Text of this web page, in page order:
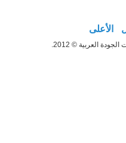
الأعلى
العربية © 2012.